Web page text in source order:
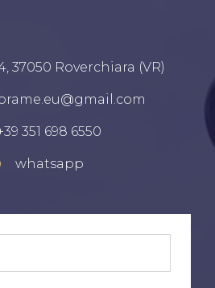
37050 Roverchiara (VR)
351 698 6550
whatsapp